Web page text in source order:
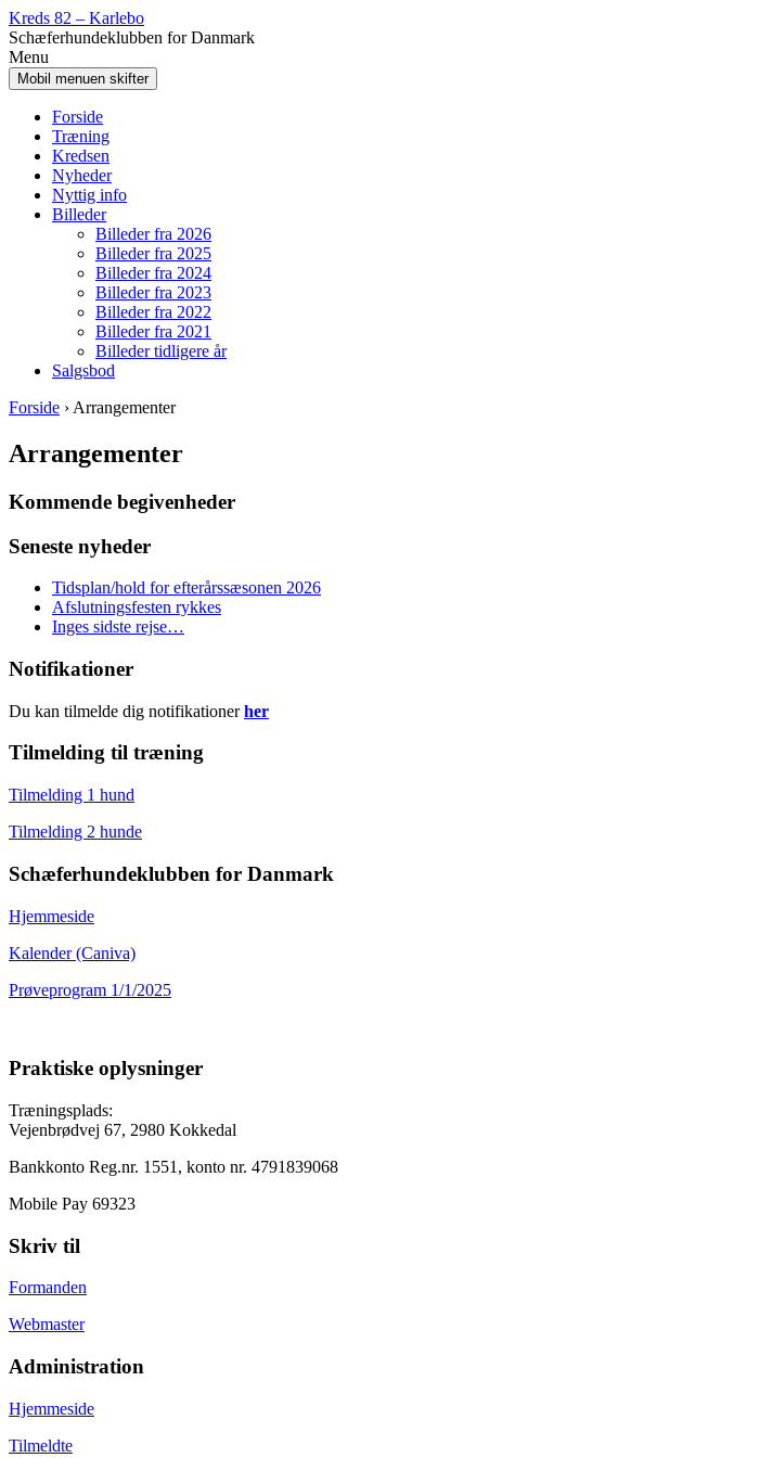
Spring
til
indhold
Gå
til
Hovedmenu
Kreds 82 – Karlebo
Schæferhundeklubben for Danmark
Menu
Mobil menuen skifter
Forside
Træning
Kredsen
Nyheder
Nyttig info
Billeder
Billeder fra 2026
Billeder fra 2025
Billeder fra 2024
Billeder fra 2023
Billeder fra 2022
Billeder fra 2021
Billeder tidligere år
Salgsbod
Forside › Arrangementer
Arrangementer
Kommende begivenheder
Seneste nyheder
Tidsplan/hold for efterårssæsonen 2026
Afslutningsfesten rykkes
Inges sidste rejse…
Notifikationer
Du kan tilmelde dig notifikationerher
Tilmelding til træning
Tilmelding 1 hund
Tilmelding 2 hunde
Schæferhundeklubben for Danmark
Hjemmeside
Kalender (Caniva)
Prøveprogram 1/1/2025
Praktiske oplysninger
Træningsplads:
Vejenbrødvej 67, 2980 Kokkedal
Bankkonto Reg.nr. 1551, konto nr. 4791839068
Mobile Pay 69323
Skriv til
Formanden
Webmaster
Administration
Hjemmeside
Tilmeldte